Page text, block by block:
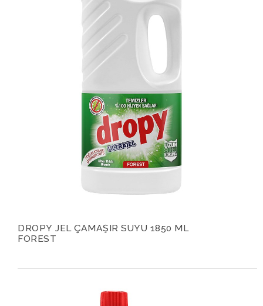
DROPY JEL ÇAMAŞIR SUYU 1850 ML
FOREST